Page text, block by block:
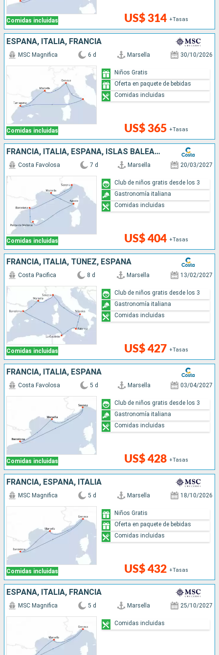
Comidas incluidas US$ 314 +Tasas
ESPAÑA, ITALIA, FRANCIA
Comidas incluidas
MSC Magnifica 6 d Marsella 30/10/2026
US$ 365 +Tasas
Niños Gratis
Oferta en paquete de bebidas
Comidas incluidas
FRANCIA, ITALIA, ESPAÑA, ISLAS BALEARES, CÓRCEGA (FRANCIA)
Comidas incluidas
Costa Favolosa 7 d Marsella 20/03/2027
US$ 404 +Tasas
Club de niños gratis desde los 3
Gastronomía italiana
Comidas incluidas
FRANCIA, ITALIA, TÚNEZ, ESPAÑA
Comidas incluidas
Costa Pacifica 8 d Marsella 13/02/2027
US$ 427 +Tasas
Club de niños gratis desde los 3
Gastronomía italiana
Comidas incluidas
FRANCIA, ITALIA, ESPAÑA
Comidas incluidas
Costa Favolosa 5 d Marsella 03/04/2027
US$ 428 +Tasas
Club de niños gratis desde los 3
Gastronomía italiana
Comidas incluidas
FRANCIA, ESPAÑA, ITALIA
Comidas incluidas
MSC Magnifica 5 d Marsella 18/10/2026
US$ 432 +Tasas
Niños Gratis
Oferta en paquete de bebidas
Comidas incluidas
ESPAÑA, ITALIA, FRANCIA
MSC Magnifica 5 d Marsella 25/10/2027
Comidas incluidas